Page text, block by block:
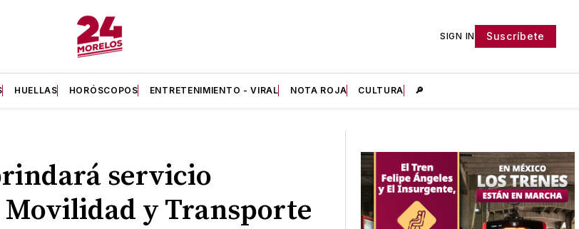
SIGN IN Suscríbete
HUELLAS HORÓSCOPOS ENTRETENIMIENTO - VIRAL NOTA ROJA CULTURA 🔎
servicio
y Transporte